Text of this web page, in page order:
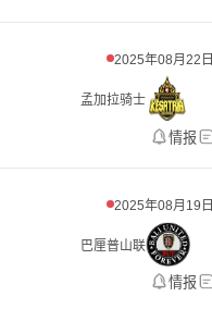
2025年08月22日
孟加拉骑士
情报
2025年08月19日
巴厘普山联
情报